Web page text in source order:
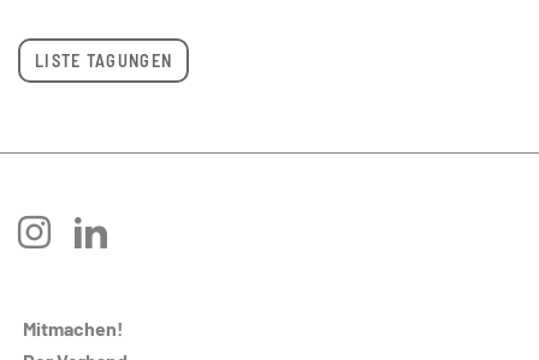
LISTE TAGUNGEN
instagram
Mitmachen!